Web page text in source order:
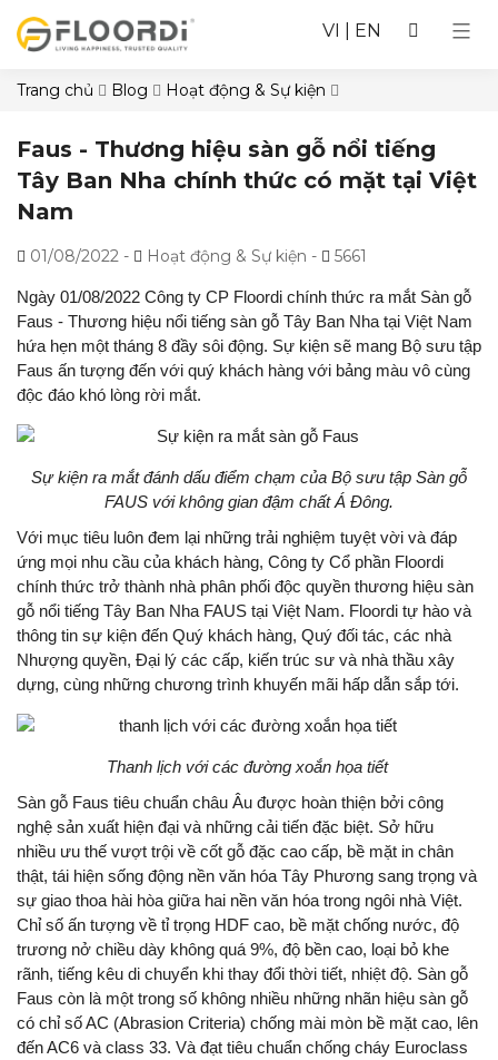
VI EN
Trang chủ Blog Hoạt động & Sự kiện
Faus - Thương hiệu sàn gỗ nổi tiếng
Tây Ban Nha chính thức có mặt tại Việt
Nam
01/08/2022 - Hoạt động & Sự kiện - 5661
Ngày 01/08/2022 Công ty CP Floordi chính thức ra mắt Sàn gỗ
Faus - Thương hiệu nổi tiếng sàn gỗ Tây Ban Nha tại Việt Nam
hứa hẹn một tháng 8 đầy sôi động. Sự kiện sẽ mang Bộ sưu tập
Faus ấn tượng đến với quý khách hàng với bảng màu vô cùng
độc đáo khó lòng rời mắt.
Sự kiện ra mắt đánh dấu điểm chạm của Bộ sưu tập Sàn gỗ
FAUS với không gian đậm chất Á Đông.
Với mục tiêu luôn đem lại những trải nghiệm tuyệt vời và đáp
ứng mọi nhu cầu của khách hàng, Công ty Cổ phần Floordi
chính thức trở thành nhà phân phối độc quyền thương hiệu sàn
gỗ nổi tiếng Tây Ban Nha FAUS tại Việt Nam. Floordi tự hào và
thông tin sự kiện đến Quý khách hàng, Quý đối tác, các nhà
Nhượng quyền, Đại lý các cấp, kiến trúc sư và nhà thầu xây
dựng, cùng những chương trình khuyến mãi hấp dẫn sắp tới.
Thanh lịch với các đường xoắn họa tiết
Sàn gỗ Faus tiêu chuẩn châu Âu được hoàn thiện bởi công
nghệ sản xuất hiện đại và những cải tiến đặc biệt. Sở hữu
nhiều ưu thế vượt trội về cốt gỗ đặc cao cấp, bề mặt in chân
thật, tái hiện sống động nền văn hóa Tây Phương sang trọng và
sự giao thoa hài hòa giữa hai nền văn hóa trong ngôi nhà Việt.
Chỉ số ấn tượng về tỉ trọng HDF cao, bề mặt chống nước, độ
trương nở chiều dày không quá 9%, độ bền cao, loại bỏ khe
rãnh, tiếng kêu di chuyển khi thay đổi thời tiết, nhiệt độ. Sàn gỗ
Faus còn là một trong số không nhiều những nhãn hiệu sàn gỗ
có chỉ số AC (Abrasion Criteria) chống mài mòn bề mặt cao, lên
đến AC6 và class 33. Và đạt tiêu chuẩn chống cháy Euroclass